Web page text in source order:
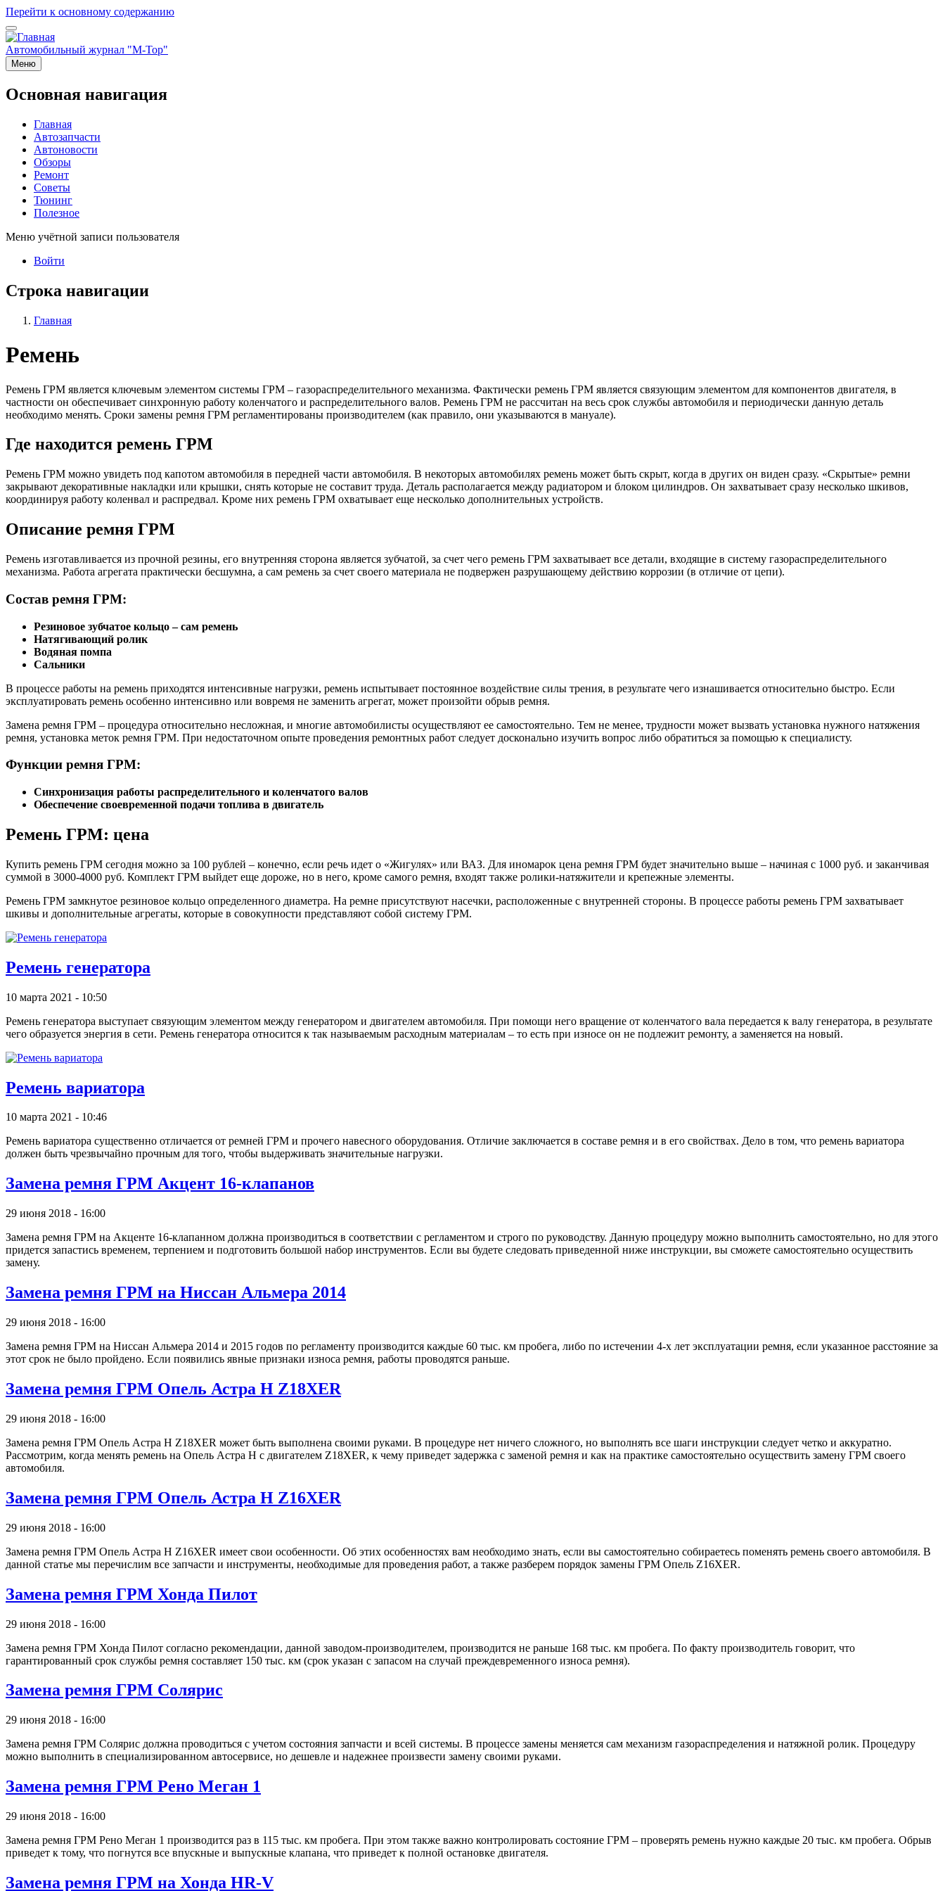
Перейти к основному содержанию
Автомобильный журнал "M-Top"
Меню
Основная навигация
Главная
Автозапчасти
Автоновости
Обзоры
Ремонт
Советы
Тюнинг
Полезное
Меню учётной записи пользователя
Войти
Строка навигации
Главная
Ремень
Ремень ГРМ является ключевым элементом системы ГРМ – газораспределительного механизма. Фактически ремень ГРМ является связующим элементом для компонентов двигателя, в
частности он обеспечивает синхронную работу коленчатого и распределительного валов. Ремень ГРМ не рассчитан на весь срок службы автомобиля и периодически данную деталь
необходимо менять. Сроки замены ремня ГРМ регламентированы производителем (как правило, они указываются в мануале).
Где находится ремень ГРМ
Ремень ГРМ можно увидеть под капотом автомобиля в передней части автомобиля. В некоторых автомобилях ремень может быть скрыт, когда в других он виден сразу. «Скрытые» ремни
закрывают декоративные накладки или крышки, снять которые не составит труда. Деталь располагается между радиатором и блоком цилиндров. Он захватывает сразу несколько шкивов,
координируя работу коленвал и распредвал. Кроме них ремень ГРМ охватывает еще несколько дополнительных устройств.
Описание ремня ГРМ
Ремень изготавливается из прочной резины, его внутренняя сторона является зубчатой, за счет чего ремень ГРМ захватывает все детали, входящие в систему газораспределительного
механизма. Работа агрегата практически бесшумна, а сам ремень за счет своего материала не подвержен разрушающему действию коррозии (в отличие от цепи).
Состав ремня ГРМ:
Резиновое зубчатое кольцо – сам ремень
Натягивающий ролик
Водяная помпа
Сальники
В процессе работы на ремень приходятся интенсивные нагрузки, ремень испытывает постоянное воздействие силы трения, в результате чего изнашивается относительно быстро. Если
эксплуатировать ремень особенно интенсивно или вовремя не заменить агрегат, может произойти обрыв ремня.
Замена ремня ГРМ – процедура относительно несложная, и многие автомобилисты осуществляют ее самостоятельно. Тем не менее, трудности может вызвать установка нужного натяжения
ремня, установка меток ремня ГРМ. При недостаточном опыте проведения ремонтных работ следует досконально изучить вопрос либо обратиться за помощью к специалисту.
Функции ремня ГРМ:
Синхронизация работы распределительного и коленчатого валов
Обеспечение своевременной подачи топлива в двигатель
Ремень ГРМ: цена
Купить ремень ГРМ сегодня можно за 100 рублей – конечно, если речь идет о «Жигулях» или ВАЗ. Для иномарок цена ремня ГРМ будет значительно выше – начиная с 1000 руб. и заканчивая
суммой в 3000-4000 руб. Комплект ГРМ выйдет еще дороже, но в него, кроме самого ремня, входят также ролики-натяжители и крепежные элементы.
Ремень ГРМ замкнутое резиновое кольцо определенного диаметра. На ремне присутствуют насечки, расположенные с внутренней стороны. В процессе работы ремень ГРМ захватывает
шкивы и дополнительные агрегаты, которые в совокупности представляют собой систему ГРМ.
Ремень генератора
10 марта 2021 - 10:50
Ремень генератора выступает связующим элементом между генератором и двигателем автомобиля. При помощи него вращение от коленчатого вала передается к валу генератора, в результате
чего образуется энергия в сети. Ремень генератора относится к так называемым расходным материалам – то есть при износе он не подлежит ремонту, а заменяется на новый.
Ремень вариатора
10 марта 2021 - 10:46
Ремень вариатора существенно отличается от ремней ГРМ и прочего навесного оборудования. Отличие заключается в составе ремня и в его свойствах. Дело в том, что ремень вариатора
должен быть чрезвычайно прочным для того, чтобы выдерживать значительные нагрузки.
Замена ремня ГРМ Акцент 16-клапанов
29 июня 2018 - 16:00
Замена ремня ГРМ на Акценте 16-клапанном должна производиться в соответствии с регламентом и строго по руководству. Данную процедуру можно выполнить самостоятельно, но для этого
придется запастись временем, терпением и подготовить большой набор инструментов. Если вы будете следовать приведенной ниже инструкции, вы сможете самостоятельно осуществить
замену.
Замена ремня ГРМ на Ниссан Альмера 2014
29 июня 2018 - 16:00
Замена ремня ГРМ на Ниссан Альмера 2014 и 2015 годов по регламенту производится каждые 60 тыс. км пробега, либо по истечении 4-х лет эксплуатации ремня, если указанное расстояние за
этот срок не было пройдено. Если появились явные признаки износа ремня, работы проводятся раньше.
Замена ремня ГРМ Опель Астра Н Z18XER
29 июня 2018 - 16:00
Замена ремня ГРМ Опель Астра Н Z18XER может быть выполнена своими руками. В процедуре нет ничего сложного, но выполнять все шаги инструкции следует четко и аккуратно.
Рассмотрим, когда менять ремень на Опель Астра Н с двигателем Z18XER, к чему приведет задержка с заменой ремня и как на практике самостоятельно осуществить замену ГРМ своего
автомобиля.
Замена ремня ГРМ Опель Астра Н Z16XER
29 июня 2018 - 16:00
Замена ремня ГРМ Опель Астра Н Z16XER имеет свои особенности. Об этих особенностях вам необходимо знать, если вы самостоятельно собираетесь поменять ремень своего автомобиля. В
данной статье мы перечислим все запчасти и инструменты, необходимые для проведения работ, а также разберем порядок замены ГРМ Опель Z16XER.
Замена ремня ГРМ Хонда Пилот
29 июня 2018 - 16:00
Замена ремня ГРМ Хонда Пилот согласно рекомендации, данной заводом-производителем, производится не раньше 168 тыс. км пробега. По факту производитель говорит, что
гарантированный срок службы ремня составляет 150 тыс. км (срок указан с запасом на случай преждевременного износа ремня).
Замена ремня ГРМ Солярис
29 июня 2018 - 16:00
Замена ремня ГРМ Солярис должна проводиться с учетом состояния запчасти и всей системы. В процессе замены меняется сам механизм газораспределения и натяжной ролик. Процедуру
можно выполнить в специализированном автосервисе, но дешевле и надежнее произвести замену своими руками.
Замена ремня ГРМ Рено Меган 1
29 июня 2018 - 16:00
Замена ремня ГРМ Рено Меган 1 производится раз в 115 тыс. км пробега. При этом также важно контролировать состояние ГРМ – проверять ремень нужно каждые 20 тыс. км пробега. Обрыв
приведет к тому, что погнутся все впускные и выпускные клапана, что приведет к полной остановке двигателя.
Замена ремня ГРМ на Хонда HR-V